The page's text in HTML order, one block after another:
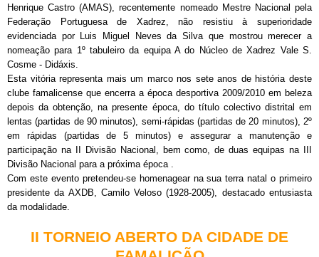
Henrique Castro (AMAS), recentemente nomeado Mestre Nacional pela
Federação Portuguesa de Xadrez, não resistiu à superioridade
evidenciada por Luis Miguel Neves da Silva que mostrou merecer a
nomeação para 1º tabuleiro da equipa A do Núcleo de Xadrez Vale S.
Cosme - Didáxis.
Esta vitória representa mais um marco nos sete anos de história deste
clube famalicense que encerra a época desportiva 2009/2010 em beleza
depois da obtenção, na presente época, do título colectivo distrital em
lentas (partidas de 90 minutos), semi-rápidas (partidas de 20 minutos), 2º
em rápidas (partidas de 5 minutos) e assegurar a manutenção e
participação na II Divisão Nacional, bem como, de duas equipas na III
Divisão Nacional para a próxima época .
Com este evento pretendeu-se homenagear na sua terra natal o primeiro
presidente da AXDB, Camilo Veloso (1928-2005), destacado entusiasta
da modalidade.
II TORNEIO ABERTO DA CIDADE DE